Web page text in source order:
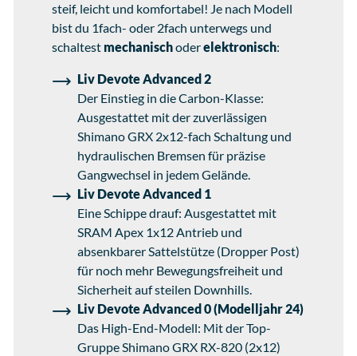
steif, leicht und komfortabel! Je nach Modell
bist du 1fach- oder 2fach unterwegs und
schaltest mechanischoderelektronisch:
Liv Devote Advanced 2
Der Einstieg in die Carbon-Klasse:
Ausgestattet mit der zuverlässigen
Shimano GRX 2x12-fach Schaltung und
hydraulischen Bremsen für präzise
Gangwechsel in jedem Gelände.
Liv Devote Advanced 1
Eine Schippe drauf: Ausgestattet mit
SRAM Apex 1x12 Antrieb und
absenkbarer Sattelstütze (Dropper Post)
für noch mehr Bewegungsfreiheit und
Sicherheit auf steilen Downhills.
Liv Devote Advanced 0 (Modelljahr 24)
Das High-End-Modell: Mit der Top-
Gruppe Shimano GRX RX-820 (2x12)